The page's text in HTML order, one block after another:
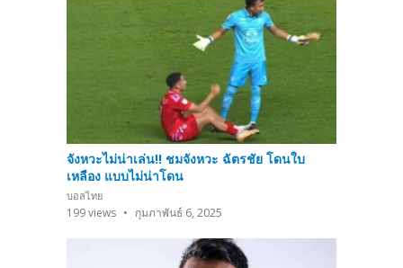
จังหวะไม่น่าเล่น!! ชมจังหวะ ฉัตรชัย โดนใบ
เหลือง แบบไม่น่าโดน
บอลไทย
199views กุมภาพันธ์ 6, 2025